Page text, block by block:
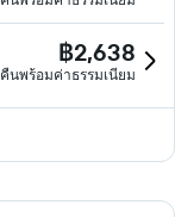
฿2,638
นพร้อมค่าธรรมเนียม